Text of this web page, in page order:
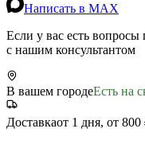
Написать в MAX
Если у вас есть
с нашим консультантом
В вашем городеЕсть на
Доставкаот 1 дня, от 800